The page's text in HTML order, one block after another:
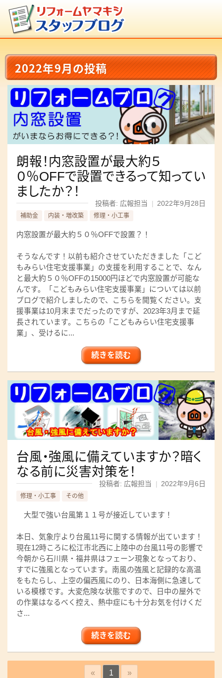
2022年9月の投稿
朗報！内窓設置が最大約５
０％OFFで設置できるって知ってい
ましたか？！
投稿者: 広報担当 | 2022年9月28日
補助金 内装・増改築 修理・小工事
内窓設置が最大約５０％OFFで設置？！
そうなんです！以前も紹介させていただきました「こど
もみらい住宅支援事業」の支援を利用することで、なん
と最大約５０％OFFの15000円ほどで内窓設置が可能な
んです。「こどもみらい住宅支援事業」については以前
ブログで紹介しましたので、こちらを閲覧ください。支
援事業は10月末までだったのですが、2023年3月まで延
長されています。こちらの「こどもみらい住宅支援事
業」、受けるに...
続きを読む
台風・強風に備えていますか？暗く
なる前に災害対策を！
投稿者: 広報担当 | 2022年9月6日
修理・小工事 その他
大型で強い台風第１１号が接近しています！
本日、気象庁より台風11号に関する情報が出ています！
現在12時ころに松江市北西に上陸中の台風11号の影響で
今朝から石川県・福井県はフェーン現象となっており、
すでに強風となっています。南風の強風と記録的な高温
をもたらし、上空の偏西風にのり、日本海側に急速して
いる模様です。大変危険な状態ですので、日中の屋外で
の作業はなるべく控え、熱中症にも十分お気を付けくだ
さ...
続きを読む
« 1 »